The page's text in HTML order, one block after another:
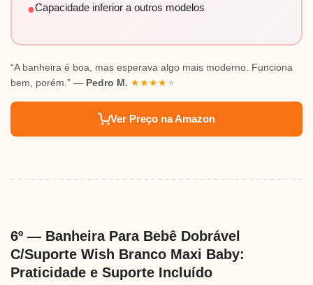
●Capacidade inferior a outros modelos
“A banheira é boa, mas esperava algo mais moderno. Funciona
bem, porém.” — Pedro M. ★★★★★
Ver Preço na Amazon
6º — Banheira Para Bebê Dobrável
C/Suporte Wish Branco Maxi Baby:
Praticidade e Suporte Incluído